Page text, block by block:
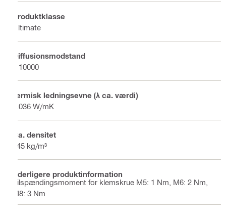
Produktklasse
Ultimate
Diffusionsmodstand
≥ 10000
Termisk ledningsevne (λ ca. værdi)
0.036 W/mK
Ca. densitet
145 kg/m³
Yderligere produktinformation
Tilspændingsmoment for klemskrue M5: 1 Nm, M6: 2 Nm,
M8: 3 Nm